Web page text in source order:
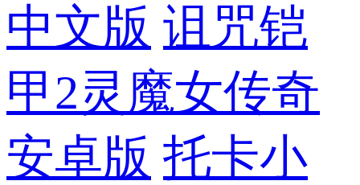
中文版 诅咒铠
甲2灵魔女传奇
安卓版 托卡小